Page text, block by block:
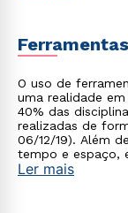
O uso de
uma realidade
40% das
realizadas de
06/12/19). Além
tempo e espaço,
no processo de
Ler mais
Estou de
envio de